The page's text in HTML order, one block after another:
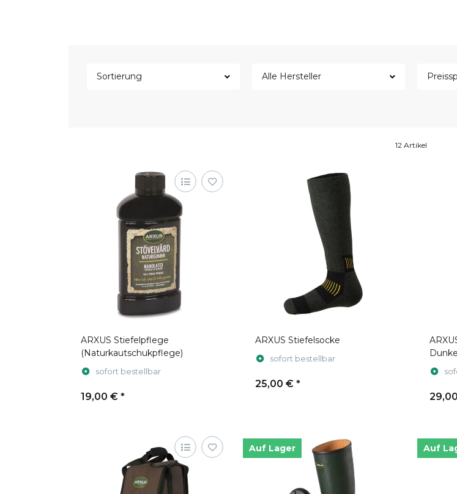
Sortierung Alle Hersteller
12 Artikel
ARXUS Stiefelpflege
(Naturkautschukpflege)
sofort bestellbar
19,00 € *
ARXUS Stiefelsocke
sofort bestellbar
25,00 € *
Auf Lager Auf